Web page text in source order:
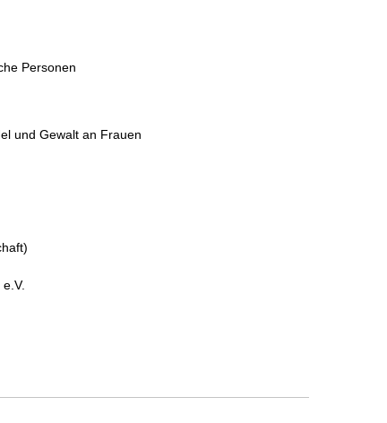
Personen
und Gewalt an Frauen